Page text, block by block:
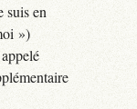
suis en
»)